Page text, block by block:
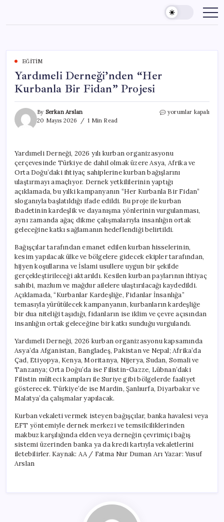
content
EĞITIM
Yardımeli Derneği’nden “Her
Kurbanla Bir Fidan” Projesi
By Serkan Arslan
20 Mayıs 2026
1 Min Read
Yardımeli
Fidan”
Projesi
için
yorumlar kapalı
Yardımeli Derneği, 2026 yılı kurban organizasyonu
çerçevesinde Türkiye de dahil olmak üzere Asya, Afrika ve
Orta Doğu’daki ihtiyaç sahiplerine kurban bağışlarını
ulaştırmayı amaçlıyor. Dernek yetkililerinin yaptığı
açıklamada, bu yılki kampanyanın “Her Kurbanla Bir Fidan”
sloganıyla başlatıldığı ifade edildi. Bu proje ile kurban
ibadetinin kardeşlik ve dayanışma yönlerinin vurgulanması,
aynı zamanda ağaç dikme çalışmalarıyla insanlığın ortak
geleceğine katkı sağlamanın hedeflendiği belirtildi.
Bağışçılar tarafından emanet edilen kurban hisselerinin,
kesim yapılacak ülke ve bölgelere gidecek ekipler tarafından,
hijyen koşullarına ve İslami usullere uygun bir şekilde
gerçekleştirileceği aktarıldı. Kesilen kurban paylarının ihtiyaç
sahibi, mazlum ve mağdur ailelere ulaştırılacağı kaydedildi.
Açıklamada, “Kurbanlar Kardeşliğe, Fidanlar İnsanlığa”
temasıyla yürütülecek kampanyanın, kurbanların kardeşliğe
bir dua niteliği taşıdığı, fidanların ise iklim ve çevre açısından
insanlığın ortak geleceğine bir katkı sunduğu vurgulandı.
Yardımeli Derneği, 2026 kurban organizasyonu kapsamında
Asya’da Afganistan, Bangladeş, Pakistan ve Nepal; Afrika’da
Çad, Etiyopya, Kenya, Moritanya, Nijerya, Sudan, Somali ve
Tanzanya; Orta Doğu’da ise Filistin-Gazze, Lübnan’daki
Filistin mülteci kampları ile Suriye gibi bölgelerde faaliyet
gösterecek. Türkiye’de ise Mardin, Şanlıurfa, Diyarbakır ve
Malatya’da çalışmalar yapılacak.
Kurban vekaleti vermek isteyen bağışçılar, banka havalesi veya
EFT yöntemiyle dernek merkezi ve temsilciliklerinden
makbuz karşılığında elden veya derneğin çevrimiçi bağış
sistemi üzerinden banka ya da kredi kartıyla vekaletlerini
iletebilirler. Kaynak: AA / Fatma Nur Duman Arı Yazar: Yusuf
Arslan